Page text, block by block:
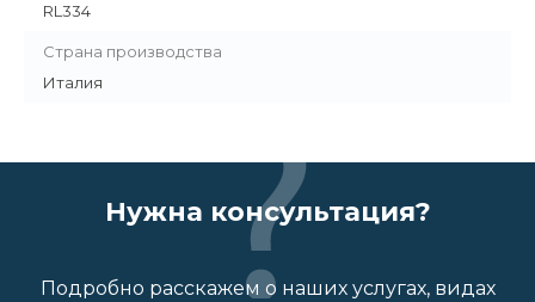
RL334
Страна производства
Италия
Нужна консультация?
Подробно расскажем о наших услугах, видах